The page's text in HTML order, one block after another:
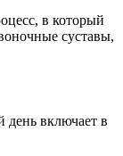
в который
суставы,
день включает в